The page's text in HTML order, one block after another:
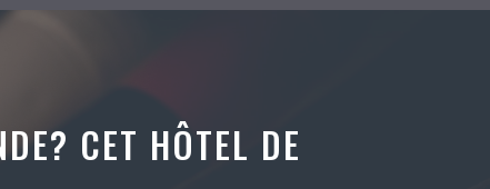
CET HÔTEL DE